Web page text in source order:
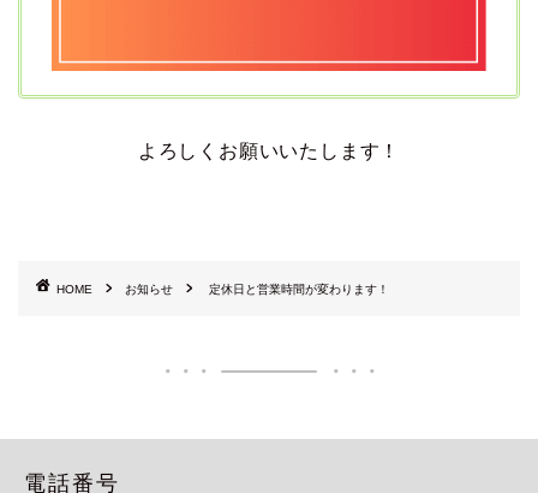
よろしくお願いいたします！
HOME お知らせ 定休日と営業時間が変わります！
電話番号